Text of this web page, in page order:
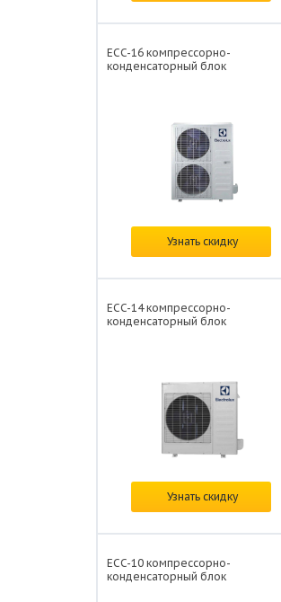
ECC-16 компрессорно-
конденсаторный блок
155 918 ₽/
Узнать скидку
ECC-14 компрессорно-
конденсаторный блок
126 218 ₽/
Узнать скидку
ECC-10 компрессорно-
конденсаторный блок